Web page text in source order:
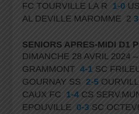
FC TOURVILLE LA R 1-0
AL DEVILLE MAROMME 2
SENIORS APRES-MIDI D1
DIMANCHE 28 AVRIL 2024
GRAMMONT 4-1 SC
GOURNAY SS 2-5
CAUX FC 1-4 CS
EPOUVILLE 0-3 SC